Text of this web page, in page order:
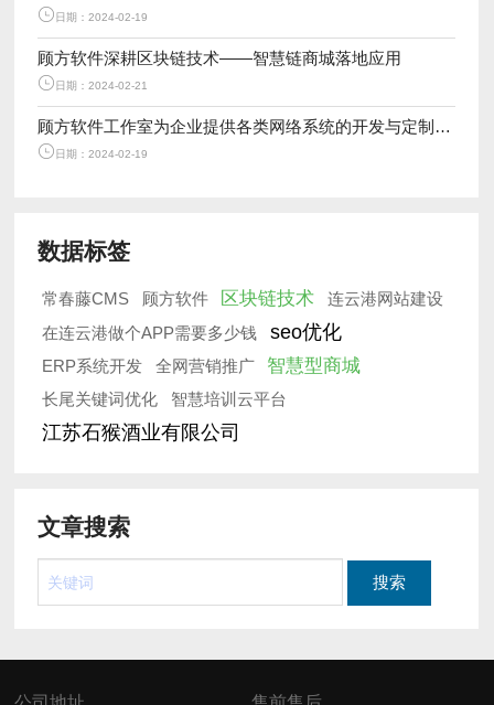
日期：2024-02-19
顾方软件深耕区块链技术——智慧链商城落地应用
日期：2024-02-21
顾方软件工作室为企业提供各类网络系统的开发与定制服务
日期：2024-02-19
数据标签
常春藤CMS 顾方软件 区块链技术
连云港网站建设
在连云港做个APP需要多少钱
seo优化
ERP系统开发 全网营销推广 智慧型商城
长尾关键词优化 智慧培训云平台
江苏石猴酒业有限公司
文章搜索